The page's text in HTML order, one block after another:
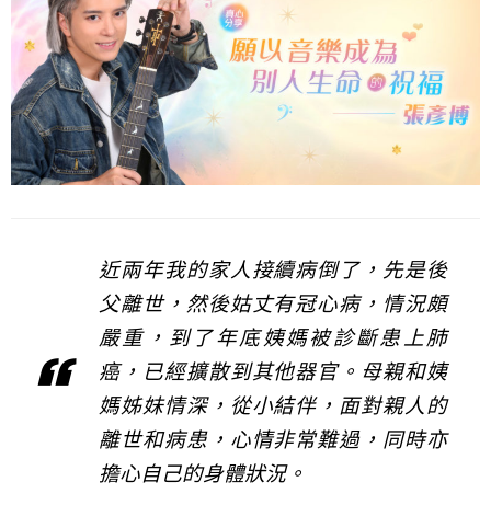
近兩年我的家人接續病倒了，先是後
父離世，然後姑丈有冠心病，情況頗
嚴重，到了年底姨媽被診斷患上肺
癌，已經擴散到其他器官。母親和姨
媽姊妹情深，從小結伴，面對親人的
離世和病患，心情非常難過，同時亦
擔心自己的身體狀況。